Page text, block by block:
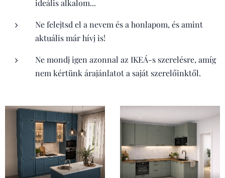
ideális alkalom...
Ne felejtsd el a nevem és a honlapom, és amint
aktuális már hívj is!
Ne mondj igen azonnal az IKEÁ-s szerelésre, amíg
nem kértünk árajánlatot a saját szerelőinktől.